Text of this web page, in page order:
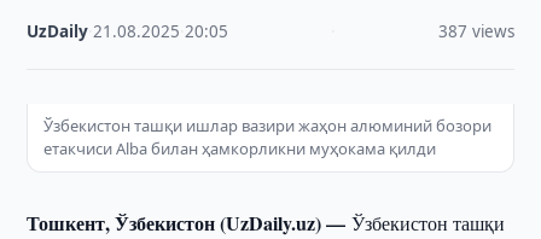
UzDaily ·21.08.2025 ·20:05 387 views
Ўзбекистон ташқи ишлар вазири жаҳон алюминий бозори
етакчиси Alba билан ҳамкорликни муҳокама қилди
Тошкент, Ўзбекистон (UzDaily.uz) —Ўзбекистон ташқи